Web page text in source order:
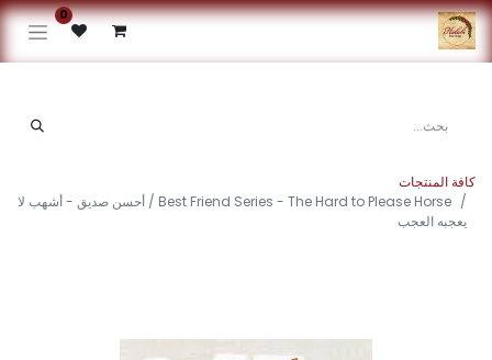
0
كافة المنتجات
Best Friend Series - The Hard to Please Horse / أحسن صديق - أشهب لا
يعجبه العجب